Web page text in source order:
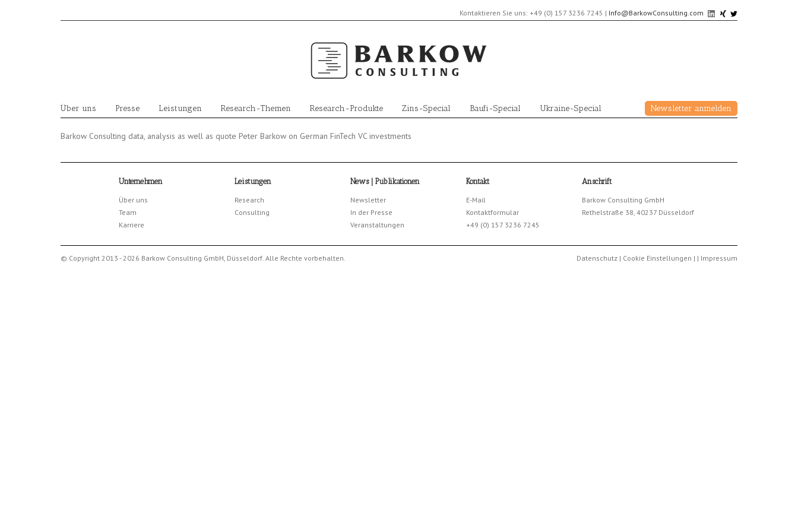
Kontaktieren Sie uns: +49 (0) 157 3236 7245 | Info@BarkowConsulting.com
Über uns Presse Leistungen Research-Themen Research-Produkte Zins-Special Baufi-Special Ukraine-Special Newsletter anmelden
Barkow Consulting data, analysis as well as quote Peter Barkow on German FinTech VC investments
Unternehmen
Über uns
Team
Karriere
Leistungen
Research
Consulting
News | Publikationen
Newsletter
In der Presse
Veranstaltungen
Kontakt
E-Mail
Kontaktformular
+49 (0) 157 3236 7245
Anschrift
Barkow Consulting GmbH
Rethelstraße 38, 40237 Düsseldorf
© Copyright 2013 - 2026 Barkow Consulting GmbH, Düsseldorf. Alle Rechte vorbehalten. Datenschutz | Cookie Einstellungen | | Impressum